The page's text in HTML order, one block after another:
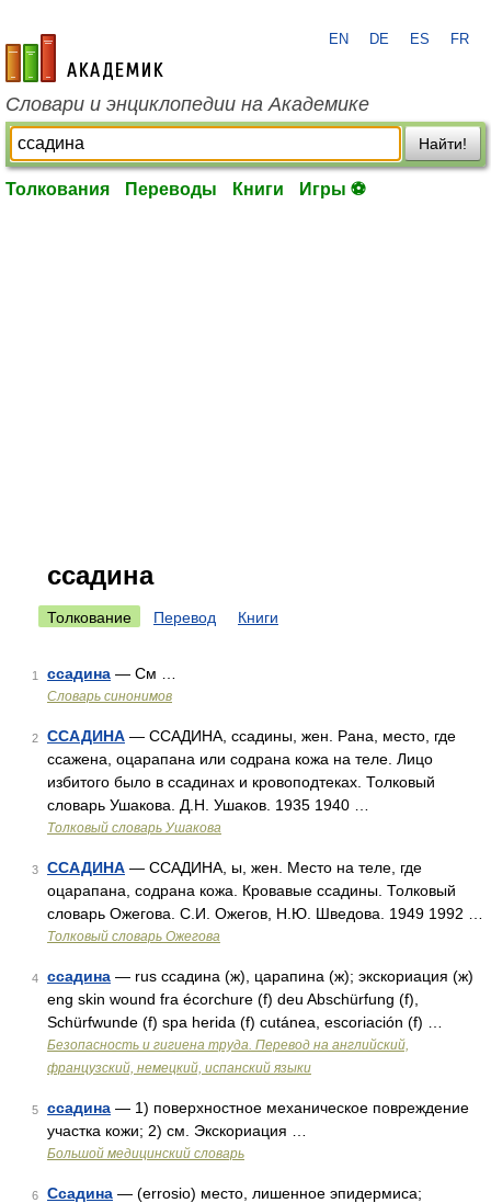
academic.ru
EN DE ES FR
Словари и энциклопедии на Академике
Найти!
Толкования Переводы Книги Игры ⚽
ссадина
Толкование Перевод Книги
1 ссадина — См …
Словарь синонимов
2 ССАДИНА — ССАДИНА, ссадины, жен. Рана, место, где
ссажена, оцарапана или содрана кожа на теле. Лицо
избитого было в ссадинах и кровоподтеках. Толковый
словарь Ушакова. Д.Н. Ушаков. 1935 1940 …
Толковый словарь Ушакова
3 ССАДИНА — ССАДИНА, ы, жен. Место на теле, где
оцарапана, содрана кожа. Кровавые ссадины. Толковый
словарь Ожегова. С.И. Ожегов, Н.Ю. Шведова. 1949 1992 …
Толковый словарь Ожегова
4 ссадина — rus ссадина (ж), царапина (ж); экскориация (ж)
eng skin wound fra écorchure (f) deu Abschürfung (f),
Schürfwunde (f) spa herida (f) cutánea, escoriación (f) …
Безопасность и гигиена труда. Перевод на английский,
французский, немецкий, испанский языки
5 ссадина — 1) поверхностное механическое повреждение
участка кожи; 2) см. Экскориация …
Большой медицинский словарь
6 Ссадина — (errosio) место, лишенное эпидермиса;